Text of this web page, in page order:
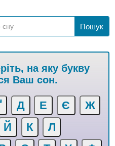
на яку букву
Ваш сон.
Д Е Є
Ж
Й К
Л